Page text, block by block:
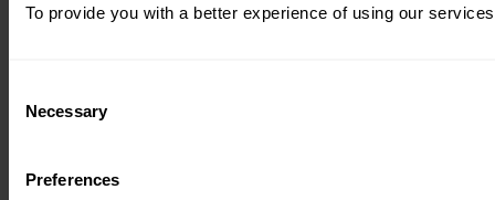
To provide you with a better experience of using our
Selection
Necessary
Preferences